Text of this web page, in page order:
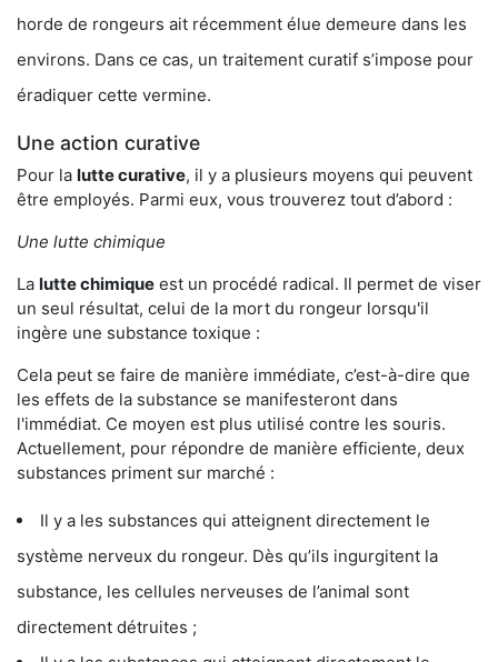
horde de rongeurs ait récemment élue demeure dans les
environs. Dans ce cas, un traitement curatif s’impose pour
éradiquer cette vermine.
Une action curative
Pour la lutte curative, il y a plusieurs moyens qui peuvent
être employés. Parmi eux, vous trouverez tout d’abord :
Une lutte chimique
La lutte chimique est un procédé radical. Il permet de viser
un seul résultat, celui de la mort du rongeur lorsqu'il
ingère une substance toxique :
Cela peut se faire de manière immédiate, c’est-à-dire que
les effets de la substance se manifesteront dans
l'immédiat. Ce moyen est plus utilisé contre les souris.
Actuellement, pour répondre de manière efficiente, deux
substances priment sur marché :
Il y a les substances qui atteignent directement le
système nerveux du rongeur. Dès qu’ils ingurgitent la
substance, les cellules nerveuses de l’animal sont
directement détruites ;